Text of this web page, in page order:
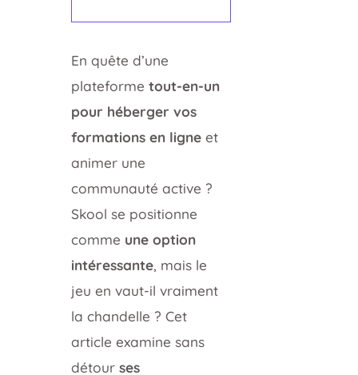
En quête d’une
plateformetout-en-un
pour héberger vos
formations en ligne et
animer une
communauté active ?
Skool se positionne
comme une option
intéressante, mais le
jeu en vaut-il vraiment
la chandelle ? Cet
article examine sans
détourses